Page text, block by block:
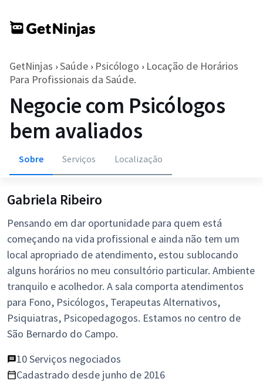
GetNinjas › Saúde › Psicólogo › Locação de Horários
Para Profissionais da Saúde.
Negocie com Psicólogos
bem avaliados
Sobre Serviços Localização
Gabriela Ribeiro
Pensando em dar oportunidade para quem está
começando na vida profissional e ainda não tem um
local apropriado de atendimento, estou sublocando
alguns horários no meu consultório particular. Ambiente
tranquilo e acolhedor. A sala comporta atendimentos
para Fono, Psicólogos, Terapeutas Alternativos,
Psiquiatras, Psicopedagogos. Estamos no centro de
São Bernardo do Campo.
10 Serviços negociados
Cadastrado desde junho de 2016